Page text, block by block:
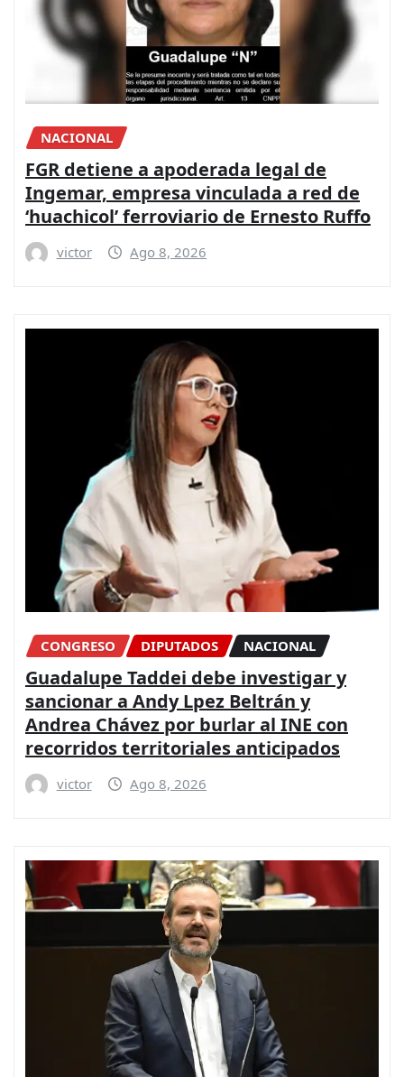
NACIONAL
FGR detiene a apoderada legal de
Ingemar, empresa vinculada a red de
‘huachicol’ ferroviario de Ernesto Ruffo
victor Ago 8, 2026
CONGRESO DIPUTADOS NACIONAL
Guadalupe Taddei debe investigar y
sancionar a Andy Lpez Beltrán y
Andrea Chávez por burlar al INE con
recorridos territoriales anticipados
victor Ago 8, 2026